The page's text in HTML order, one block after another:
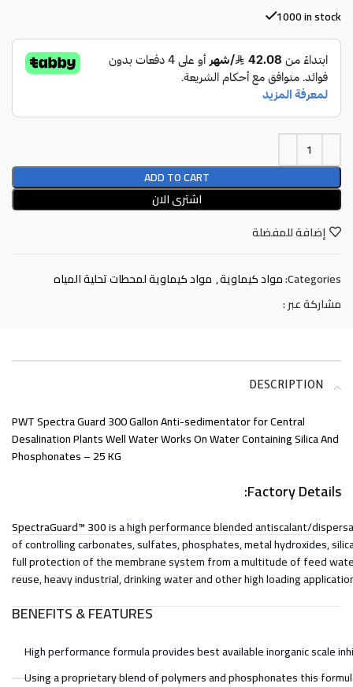
1000 in stock
ADD TO CART
اشترى الان
إضافة للمفضلة
Categories: مواد كيماوية, مواد كيماوية لمحطات تحلية المياه
مشاركة عبر :
DESCRIPTION
PWT Spectra Guard 300 Gallon Anti-sedimentator for Central
Desalination Plants Well Water Works On Water Containing Silica And
Phosphonates – 25 KG
Factory Details:
SpectraGuard™ 300is a high performance blended antiscalant/
of controlling carbonates, sulfates, phosphates, metal hydroxides,
full protection of the membrane system from a multitude of feed
reuse, heavy industrial, drinking water and other high loading
BENEFITS & FEATURES
High performance formula provides best available inorganic scale
Using a proprietary blend of polymers and phosphonates this